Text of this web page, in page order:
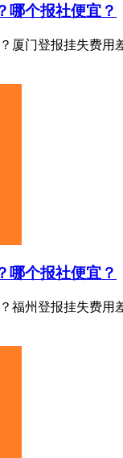
哪个报社便宜？
厦门登报挂失费
哪个报社便宜？
福州登报挂失费